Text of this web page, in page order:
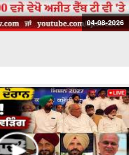
04-08-2026